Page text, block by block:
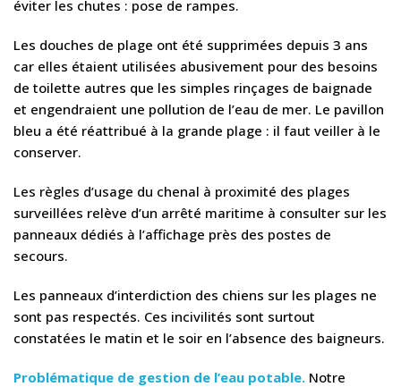
éviter les chutes : pose de rampes.
Les douches de plage ont été supprimées depuis 3 ans
car elles étaient utilisées abusivement pour des besoins
de toilette autres que les simples rinçages de baignade
et engendraient une pollution de l’eau de mer. Le pavillon
bleu a été réattribué à la grande plage : il faut veiller à le
conserver.
Les règles d’usage du chenal à proximité des plages
surveillées relève d’un arrêté maritime à consulter sur les
panneaux dédiés à l’affichage près des postes de
secours.
Les panneaux d’interdiction des chiens sur les plages ne
sont pas respectés. Ces incivilités sont surtout
constatées le matin et le soir en l’absence des baigneurs.
Problématique de gestion de l’eau potable. Notre